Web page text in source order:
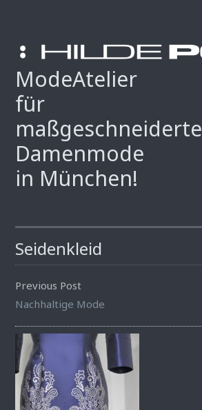
ModeAtelier
für
maßgeschneiderte
Damenmode
in München!
Seidenkleid
Previous Post
Nachhaltige Mode